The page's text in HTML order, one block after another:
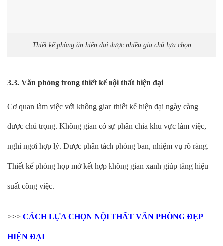
Thiết kế phòng ăn hiện đại được nhiều gia chủ lựa chọn
3.3. Văn phòng trong thiết kế nội thất hiện đại
Cơ quan làm việc với không gian thiết kế hiện đại ngày càng
được chú trọng. Không gian có sự phân chia khu vực làm việc,
nghỉ ngơi hợp lý. Được phân tách phòng ban, nhiệm vụ rõ ràng.
Thiết kế phòng họp mở kết hợp không gian xanh giúp tăng hiệu
suất công việc.
>>> CÁCH LỰA CHỌN NỘI THẤT VĂN PHÒNG ĐẸP
HIỆN ĐẠI